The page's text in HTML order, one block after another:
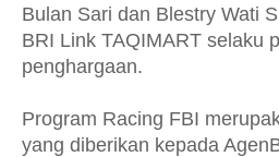
Bulan Sari dan Blestry Wati
BRI Link TAQIMART selaku
penghargaan.
Program Racing FBI
yang diberikan kepada